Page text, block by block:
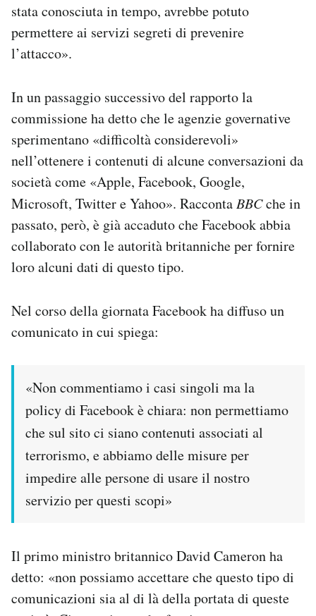
stata conosciuta in tempo, avrebbe potuto
permettere ai servizi segreti di prevenire
l’attacco».
In un passaggio successivo del rapporto la
commissione ha detto che le agenzie governative
sperimentano «difficoltà considerevoli»
nell’ottenere i contenuti di alcune conversazioni da
società come «Apple, Facebook, Google,
Microsoft, Twitter e Yahoo». Racconta BBCche in
passato, però, è già accaduto che Facebook abbia
collaborato con le autorità britanniche per fornire
loro alcuni dati di questo tipo.
Nel corso della giornata Facebook ha diffuso un
comunicato in cui spiega:
«Non commentiamo i casi singoli ma la
policy di Facebook è chiara: non permettiamo
che sul sito ci siano contenuti associati al
terrorismo, e abbiamo delle misure per
impedire alle persone di usare il nostro
servizio per questi scopi»
Il primo ministro britannico David Cameron ha
detto: «non possiamo accettare che questo tipo di
comunicazioni sia al di là della portata di queste